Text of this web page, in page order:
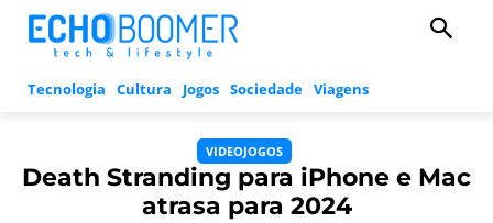
Tecnologia Cultura Jogos Sociedade Viagens
VIDEOJOGOS
Death Stranding para iPhone e Mac
atrasa para 2024